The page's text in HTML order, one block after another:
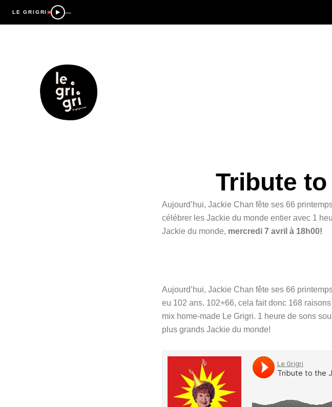
LE GRIGRI —
Tribute to
Aujourd’hui, Jackie Chan fête ses 66
célébrer les Jackie du monde entier avec 1
Jackie du monde, mercredi 7 avril à 18h00!
Aujourd’hui, Jackie Chan fête ses 66
eu 102 ans. 102+66, cela fait donc 168
mix home-made Le Grigri. 1 heure de sons
plus grands Jackie du monde!